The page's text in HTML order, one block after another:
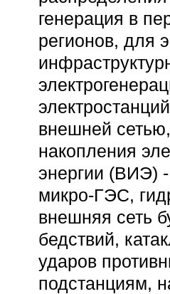
генерация в
регионов, для
внешней
накопления
энергии (ВИЭ)
микро-ГЭС,
внешняя сеть
бедствий,
ударов
подстанциям,